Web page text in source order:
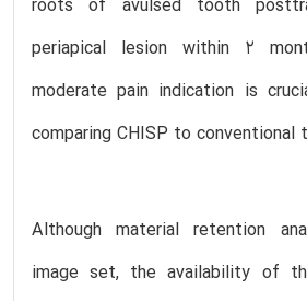
roots of avulsed tooth
periapical lesion within 2
moderate pain indication is
comparing CHISP to conventional
Although material retention
image set, the availability of